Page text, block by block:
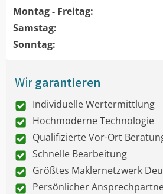
Montag - Freitag:
Samstag:
Sonntag:
Wirgarantieren
Individuelle Wertermittlung
Hochmoderne Technologie
Qualifizierte Vor-Ort
Schnelle Bearbeitung
Größtes Maklernetzwerk
Persönlicher